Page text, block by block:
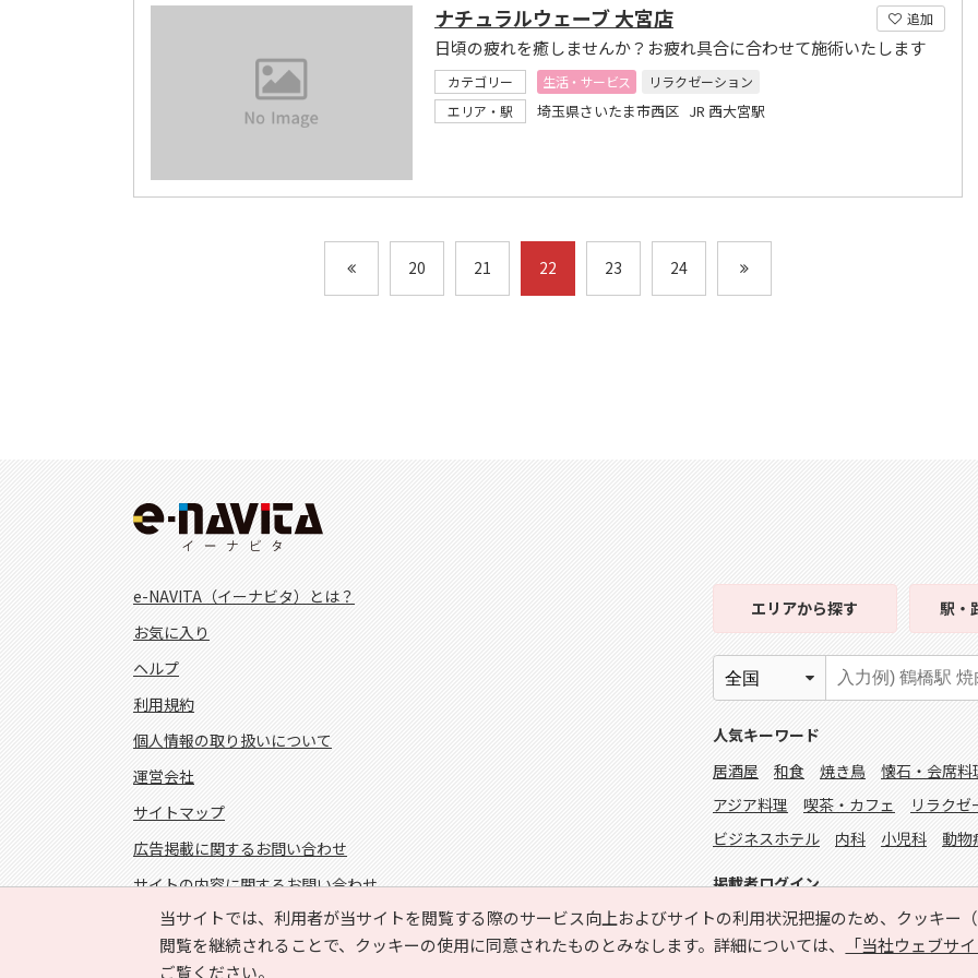
追加
ナチュラルウェーブ 大宮店
日頃の疲れを癒しませんか？お疲れ具合に合わせて施術いたします
カテゴリー 生活・サービス
リラクゼーション
エリア・駅
埼玉県さいたま市西区 JR 西大宮駅
20 21 22 23 24
当サイトでは、利用者が当サイトを閲覧する際のサービス向上およびサイトの利用状況把握のため、クッキー
閲覧を継続されることで、クッキーの使用に同意されたものとみなします。詳細については、
「当社ウェブサ
ご覧ください。
e-NAVITA（イーナビタ）とは？
お気に入り
ヘルプ
利用規約
個人情報の取り扱いについて
運営会社
サイトマップ
広告掲載に関するお問い合わせ
サイトの内容に関するお問い合わせ
エリアから探す 駅・
人気キーワード
居酒屋
和食 焼き鳥 懐石・会席料
アジア料理
喫茶・カフェ リラクゼ
ビジネスホテル
内科 小児科 動物
掲載者ログイン
FOLLOW US!